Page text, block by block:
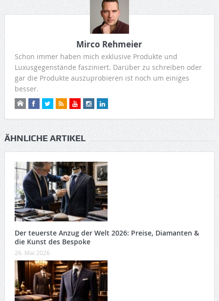
Mirco Rehmeier
Schon immer haben mich exklusive Produkte und
Luxusgegenstände fasziniert. Darüber zu schreiben oder
gar die Produkte auszuprobieren ist noch um einiges
besser.
ÄHNLICHE ARTIKEL
Der teuerste Anzug der Welt 2026: Preise, Diamanten &
die Kunst des Bespoke
26. Mai 2026